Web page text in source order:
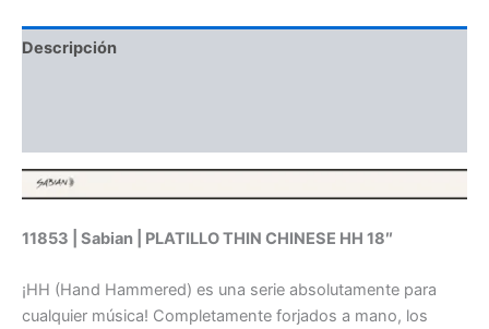
Descripción
11853 | Sabian | PLATILLO THIN CHINESE HH 18″
¡HH (Hand Hammered) es una serie absolutamente para
cualquier música! Completamente forjados a mano, los